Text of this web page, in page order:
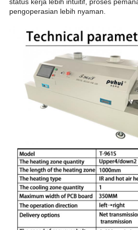
status kerja lebih intuitif, proses
pengoperasian lebih nyaman.